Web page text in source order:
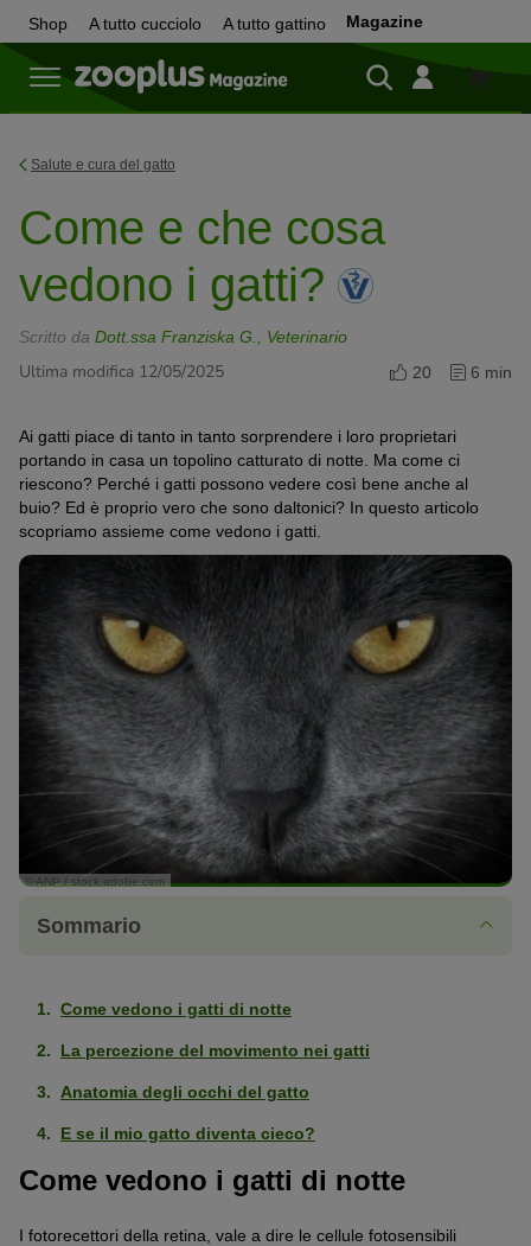
Shop A tutto cucciolo A tutto gattino Magazine
Shop
Salute e cura del gatto
Come e che cosa
vedono i gatti?
Scritto da Dott.ssa Franziska G., Veterinario
Ultima modifica 12/05/2025 20 6 min
Ai gatti piace di tanto in tanto sorprendere i loro proprietari
portando in casa un topolino catturato di notte. Ma come ci
riescono? Perché i gatti possono vedere così bene anche al
buio? Ed è proprio vero che sono daltonici? In questo articolo
scopriamo assieme come vedono i gatti.
© ANP / stock.adobe.com
Sommario
Come vedono i gatti di notte
La percezione del movimento nei gatti
Anatomia degli occhi del gatto
E se il mio gatto diventa cieco?
Come vedono i gatti di notte
I fotorecettori della retina, vale a dire le cellule fotosensibili